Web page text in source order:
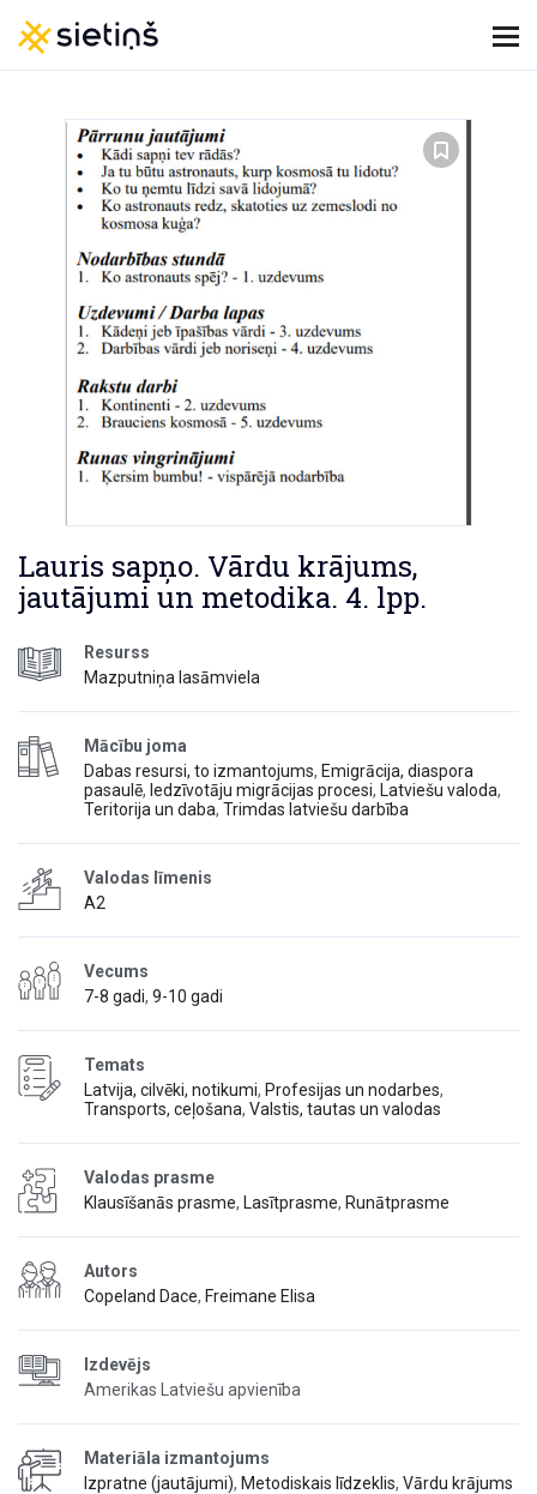
Lauris sapņo. Vārdu krājums,
jautājumi un metodika. 4. lpp.
Resurss
Mazputniņa lasāmviela
Mācību joma
Dabas resursi, to izmantojums, Emigrācija, diaspora
pasaulē, Iedzīvotāju migrācijas procesi, Latviešu valoda,
Teritorija un daba, Trimdas latviešu darbība
Valodas līmenis
A2
Vecums
7-8 gadi, 9-10 gadi
Temats
Latvija, cilvēki, notikumi, Profesijas un nodarbes,
Transports, ceļošana, Valstis, tautas un valodas
Valodas prasme
Klausīšanās prasme, Lasītprasme, Runātprasme
Autors
Copeland Dace, Freimane Elisa
Izdevējs
Amerikas Latviešu apvienība
Materiāla izmantojums
Izpratne (jautājumi), Metodiskais līdzeklis, Vārdu krājums